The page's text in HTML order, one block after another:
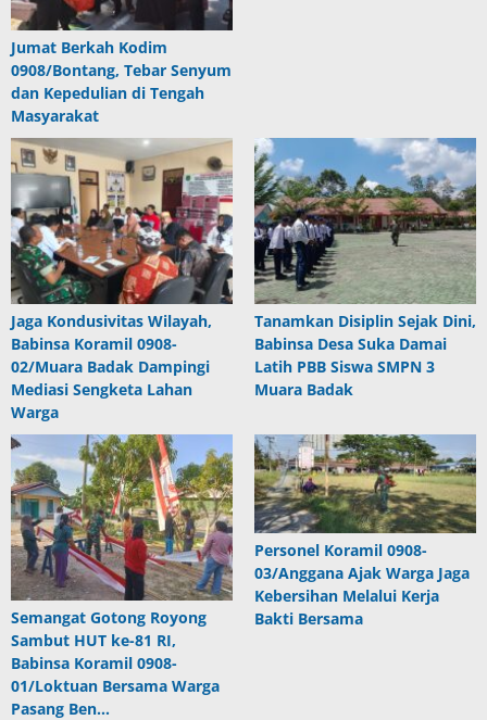
Jumat Berkah Kodim
0908/Bontang, Tebar Senyum
dan Kepedulian di Tengah
Masyarakat
Jaga Kondusivitas Wilayah,
Babinsa Koramil 0908-
02/Muara Badak Dampingi
Mediasi Sengketa Lahan
Warga
Tanamkan Disiplin Sejak Dini,
Babinsa Desa Suka Damai
Latih PBB Siswa SMPN 3
Muara Badak
Semangat Gotong Royong
Sambut HUT ke-81 RI,
Babinsa Koramil 0908-
01/Loktuan Bersama Warga
Pasang Ben…
Personel Koramil 0908-
03/Anggana Ajak Warga Jaga
Kebersihan Melalui Kerja
Bakti Bersama